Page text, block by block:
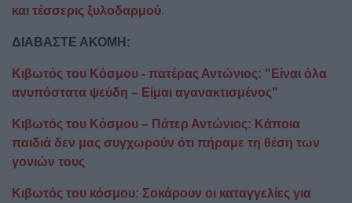
και τέσσερις ξυλοδαρμού.
ΔΙΑΒΑΣΤΕ ΑΚΟΜΗ:
Κιβωτός του Κόσμου - πατέρας Αντώνιος: "Είναι όλα
ανυπόστατα ψεύδη – Είμαι αγανακτισμένος"
Κιβωτός του Κόσμου – Πάτερ Αντώνιος: Κάποια
παιδιά δεν μας συγχωρούν ότι πήραμε τη θέση των
γονιών τους
Κιβωτός του κόσμου: Σοκάρουν οι καταγγελίες για